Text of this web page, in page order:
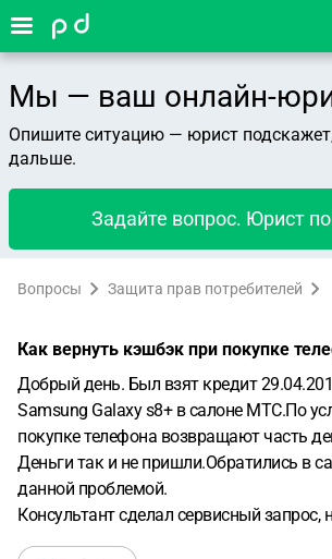
Мы — ваш онлайн-
Опишите ситуацию — юрист
дальше.
Задайте вопрос. Юрист
Вопросы Защита прав потребителей
Как вернуть кэшбэк при покупке
Добрый день. Был взят кредит
Samsung Galaxy s8+ в салоне МТС.По
покупке телефона возвращают часть
Деньги так и не пришли.Обратились в
данной проблемой.
Консультант сделал сервисный запрос,